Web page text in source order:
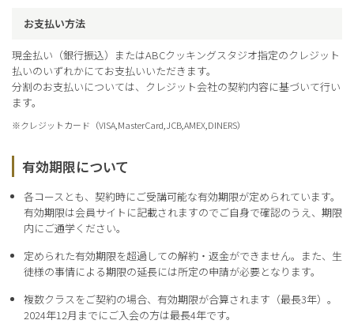
お支払い方法
現金払い（銀行振込）またはABCクッキングスタジオ指定のクレジット
払いのいずれかにてお支払いいただきます。
分割のお支払いについては、クレジット会社の契約内容に基づいて行い
ます。
※クレジットカード（VISA,MasterCard,JCB,AMEX,DINERS）
有効期限について
各コースとも、契約時にご受講可能な有効期限が定められています。
有効期限は会員サイトに記載されますのでご自身で確認のうえ、期限
内にご通学ください。
定められた有効期限を超過しての解約・返金ができません。また、生
徒様の事情による期限の延長には所定の申請が必要となります。
複数クラスをご契約の場合、有効期限が合算されます（最長3年）。
2024年12月までにご入会の方は最長4年です。